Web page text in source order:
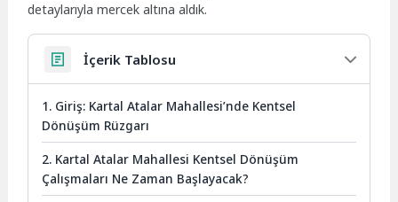
detaylarıyla mercek altına aldık.
İçerik Tablosu
1. Giriş: Kartal Atalar Mahallesi’nde Kentsel
Dönüşüm Rüzgarı
2. Kartal Atalar Mahallesi Kentsel Dönüşüm
Çalışmaları Ne Zaman Başlayacak?